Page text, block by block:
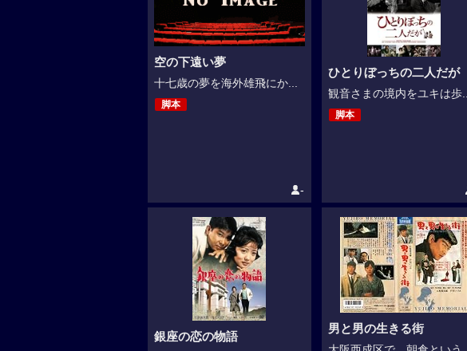
空の下遠い夢
十七歳の夢を海外雄飛にか...
脚本
-
ひとりぼっちの二人だが
観音さまの境内をユキは歩...
脚本
銀座の恋の物語
男と男の生きる街